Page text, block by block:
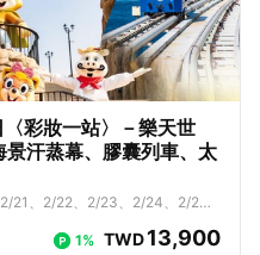
彩妝一站〉－樂天世
汗蒸幕、膠囊列車、太
21、2/22、2/23、2/24、2/2
3/21、3/22、3/23、3/24、3/
1% TWD13,900